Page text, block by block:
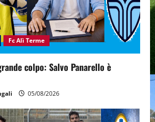
Fc Alì Terme
colpo: Salvo Panarello è
05/08/2026